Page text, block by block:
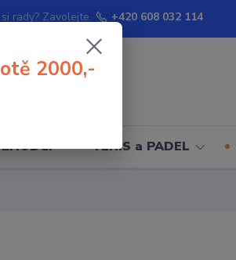
rady? Zavolejte. +420 608 032 114
TENIS a PADEL
2000,-